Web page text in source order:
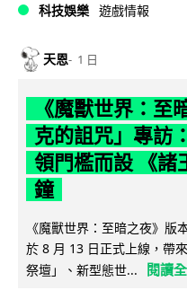
科技娛樂 遊戲情報
天恩 1 日
《魔獸世界：至
克的詛咒」專訪
領門檻而設 《諸
鐘
《魔獸世界：至暗之夜》
於 8 月 13 日正式上線，帶
祭壇」、新型態世...
閱讀